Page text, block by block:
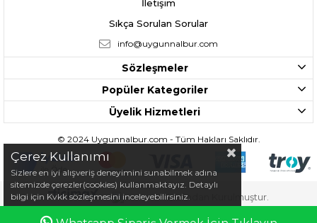
İletişim
Sıkça Sorulan Sorular
info@uygunnalbur.com
Sözleşmeler
Popüler Kategoriler
Üyelik Hizmetleri
© 2024 Uygunnalbur.com - Tüm Hakları Saklıdır.
Tarafından Kurulmuştur.
Çerez Kullanımı
Sizlere en iyi alışveriş deneyimini sunabilmek adına
sitemizde çerezler(cookies) kullanmaktayız. Detaylı
bilgi için Kvkk sözleşmesini inceleyebilirsiniz.